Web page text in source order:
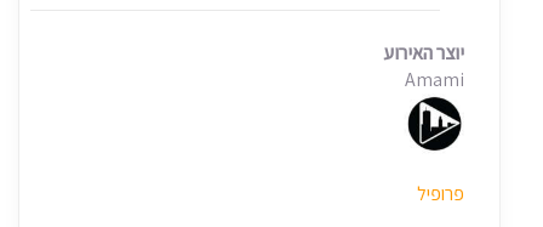
יוצר האירוע
Amami
פרופיל